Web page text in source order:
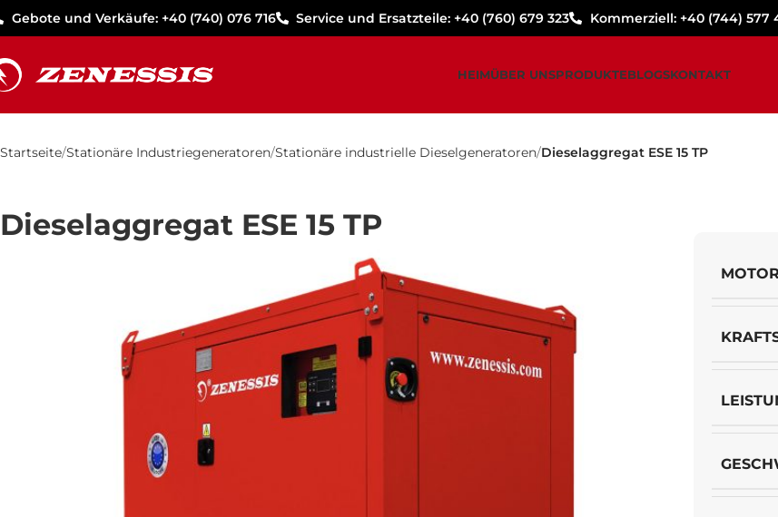
Gebote und Verkäufe: +40 (740) 076 716 Service und Ersatzteile: +40 (760) 679 323 Kommerziell: +40 (744) 577
HEIMÜBER UNSPRODUKTEBLOGSKONTAKT
Startseite Stationäre Industriegeneratoren Stationäre industrielle Dieselgeneratoren Dieselaggregat ESE 15 TP
Dieselaggregat ESE 15 TP